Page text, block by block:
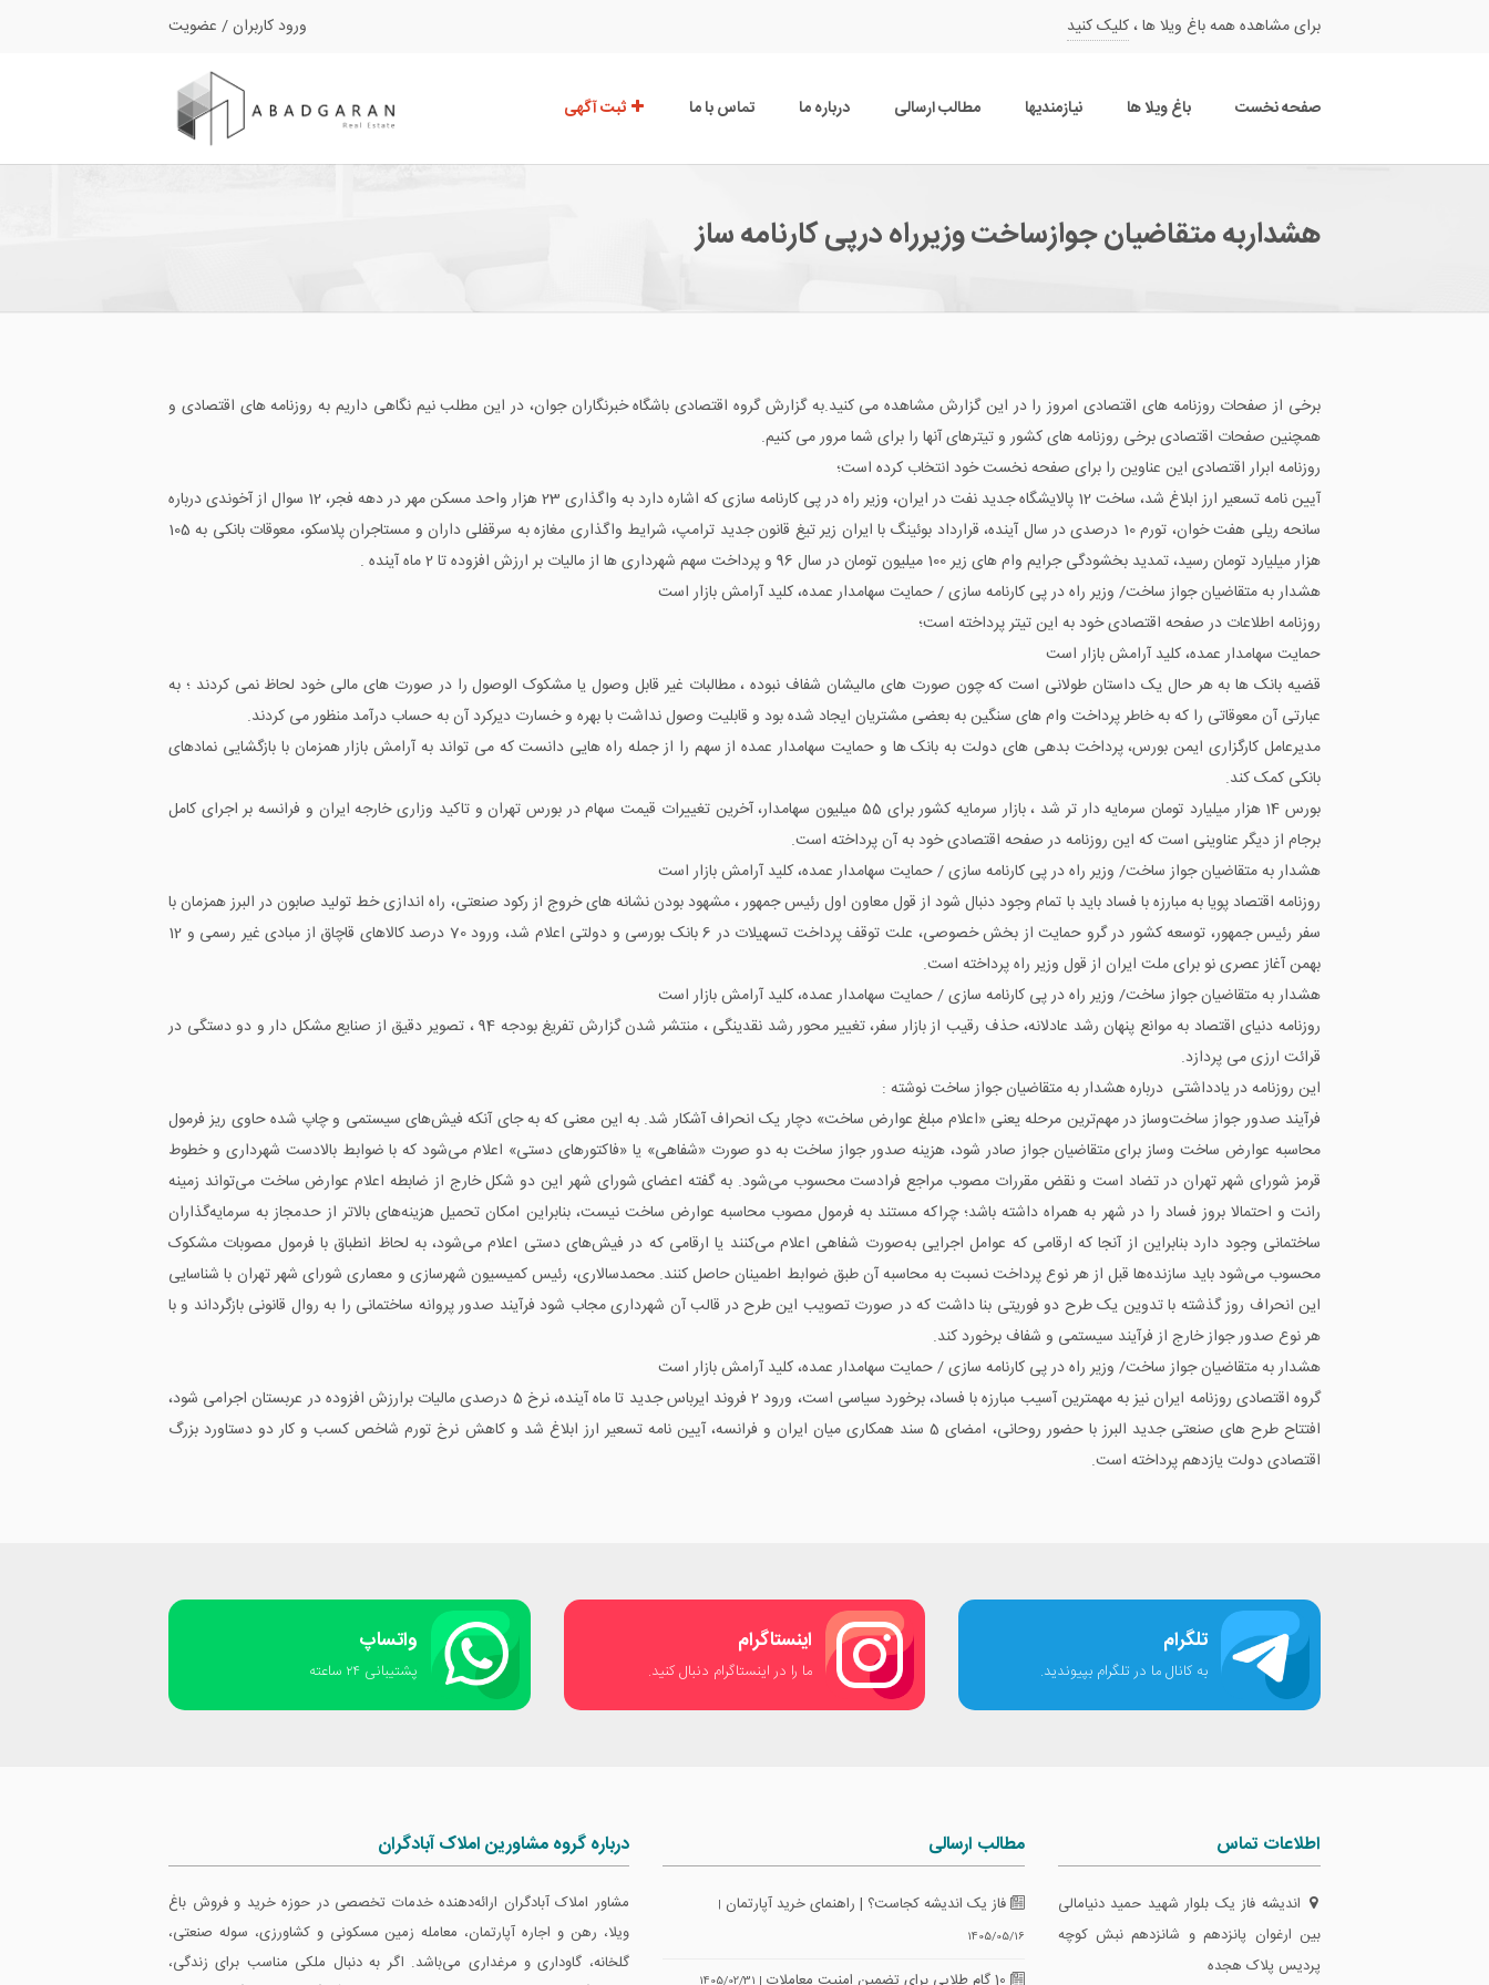
برای مشاهده همه باغ ویلا ها ،کلیک کنید ورود کاربران/ عضویت
صفحه نخست باغ ویلا ها نیازمندیها مطالب ارسالی درباره ما تماس با ما ثبت آگهی
هشداربه متقاضیان جوازساخت وزیرراه درپی کارنامه ساز
برخی از صفحات روزنامه های اقتصادی امروز را در این گزارش مشاهده می کنید.به گزارش گروه اقتصادی باشگاه خبرنگاران جوان، در این مطلب نیم نگاهی داریم به روزنامه های اقتصادی و
همچنین صفحات اقتصادی برخی روزنامه های کشور و تیترهای آنها را برای شما مرور می کنیم.
روزنامه ابرار اقتصادی این عناوین را برای صفحه نخست خود انتخاب کرده است؛
آیین نامه تسعیر ارز ابلاغ شد، ساخت 12 پالایشگاه جدید نفت در ایران، وزیر راه در پی کارنامه سازی که اشاره دارد به واگذاری 23 هزار واحد مسکن مهر در دهه فجر، 12 سوال از آخوندی درباره
سانحه ریلی هفت خوان، تورم 10 درصدی در سال آینده، قرارداد بوئینگ با ایران زیر تیغ قانون جدید ترامپ، شرایط واگذاری مغازه به سرقفلی داران و مستاجران پلاسکو، معوقات بانکی به 105
هزار میلیارد تومان رسید، تمدید بخشودگی جرایم وام های زیر 100 میلیون تومان در سال 96 و پرداخت سهم شهرداری ها از مالیات بر ارزش افزوده تا 2 ماه آینده .
هشدار به متقاضیان جواز ساخت/ وزیر راه در پی کارنامه سازی / حمایت سهامدار عمده، کلید آرامش بازار است
روزنامه اطلاعات در صفحه اقتصادی خود به این تیتر پرداخته است؛
حمایت سهامدار عمده، کلید آرامش بازار است
قضیه بانک ها به هر حال یک داستان طولانی است که چون صورت های مالیشان شفاف نبوده ، مطالبات غیر قابل وصول یا مشکوک الوصول را در صورت های مالی خود لحاظ نمی کردند ؛ به
عبارتی آن معوقاتی را که به خاطر پرداخت وام های سنگین به بعضی مشتریان ایجاد شده بود و قابلیت وصول نداشت با بهره و خسارت دیرکرد آن به حساب درآمد منظور می کردند.
مدیرعامل کارگزاری ایمن بورس، پرداخت بدهی های دولت به بانک ها و حمایت سهامدار عمده از سهم را از جمله راه هایی دانست که می تواند به آرامش بازار همزمان با بازگشایی نمادهای
بانکی کمک کند.
بورس 14 هزار میلیارد تومان سرمایه دار تر شد ، بازار سرمایه کشور برای 55 میلیون سهامدار، آخرین تغییرات قیمت سهام در بورس تهران و تاکید وزاری خارجه ایران و فرانسه بر اجرای کامل
برجام از دیگر عناوینی است که این روزنامه در صفحه اقتصادی خود به آن پرداخته است.
هشدار به متقاضیان جواز ساخت/ وزیر راه در پی کارنامه سازی / حمایت سهامدار عمده، کلید آرامش بازار است
روزنامه اقتصاد پویا به مبارزه با فساد باید با تمام وجود دنبال شود از قول معاون اول رئیس جمهور ، مشهود بودن نشانه های خروج از رکود صنعتی، راه اندازی خط تولید صابون در البرز همزمان با
سفر رئیس جمهور، توسعه کشور در گرو حمایت از بخش خصوصی، علت توقف پرداخت تسهیلات در 6 بانک بورسی و دولتی اعلام شد، ورود 70 درصد کالاهای قاچاق از مبادی غیر رسمی و 12
بهمن آغاز عصری نو برای ملت ایران از قول وزیر راه پرداخته است.
هشدار به متقاضیان جواز ساخت/ وزیر راه در پی کارنامه سازی / حمایت سهامدار عمده، کلید آرامش بازار است
روزنامه دنیای اقتصاد به موانع پنهان رشد عادلانه، حذف رقیب از بازار سفر، تغییر محور رشد نقدینگی ، منتشر شدن گزارش تفریغ بودجه 94 ، تصویر دقیق از صنایع مشکل دار و دو دستگی در
قرائت ارزی می پردازد.
این روزنامه در یادداشتی درباره هشدار به متقاضیان جواز ساخت نوشته :
فرآیند صدور جواز ساخت‌وساز در مهم‌ترین مرحله یعنی «اعلام مبلغ عوارض ساخت» دچار یک انحراف آشکار شد. به این معنی که به جای آنکه فیش‌های سیستمی و چاپ شده حاوی ریز فرمول
محاسبه عوارض ساخت وساز برای متقاضیان جواز صادر شود، هزینه صدور جواز ساخت به دو صورت «شفاهی» یا «فاکتورهای دستی» اعلام می‌شود که با ضوابط بالادست شهرداری و خطوط
قرمز شورای شهر تهران در تضاد است و نقض مقررات مصوب مراجع فرادست محسوب می‌شود. به گفته اعضای شورای شهر این دو شکل خارج از ضابطه اعلام عوارض ساخت می‌تواند زمینه
رانت و احتمالا بروز فساد را در شهر به همراه داشته باشد؛ چراکه مستند به فرمول مصوب محاسبه عوارض ساخت نیست، بنابراین امکان تحمیل هزینه‌های بالاتر از حدمجاز به سرمایه‌گذاران
ساختمانی وجود دارد بنابراین از آنجا که ارقامی که عوامل اجرایی به‌صورت شفاهی اعلام می‌کنند یا ارقامی که در فیش‌های دستی اعلام می‌شود، به لحاظ انطباق با فرمول مصوبات مشکوک
محسوب می‌شود باید سازنده‌ها قبل از هر نوع پرداخت نسبت به محاسبه آن طبق ضوابط اطمینان حاصل کنند. محمدسالاری، رئیس کمیسیون شهرسازی و معماری شورای شهر تهران با شناسایی
این انحراف روز گذشته با تدوین یک طرح دو فوریتی بنا داشت که در صورت تصویب این طرح در قالب آن شهرداری مجاب شود فرآیند صدور پروانه ساختمانی را به روال قانونی بازگرداند و با
هر نوع صدور جواز خارج از فرآیند سیستمی و شفاف برخورد کند.
هشدار به متقاضیان جواز ساخت/ وزیر راه در پی کارنامه سازی / حمایت سهامدار عمده، کلید آرامش بازار است
گروه اقتصادی روزنامه ایران نیز به مهمترین آسیب مبارزه با فساد، برخورد سیاسی است، ورود 2 فروند ایرباس جدید تا ماه آینده، نرخ 5 درصدی مالیات برارزش افزوده در عربستان اجرامی شود،
افتتاح طرح های صنعتی جدید البرز با حضور روحانی، امضای 5 سند همکاری میان ایران و فرانسه، آیین نامه تسعیر ارز ابلاغ شد و کاهش نرخ تورم شاخص کسب و کار دو دستاورد بزرگ
اقتصادی دولت یازدهم پرداخته است.
تلگرام
به کانال ما در تلگرام بپیوندید.
اینستاگرام
ما را در اینستاگرام دنبال کنید.
واتساپ
پشتیبانی ٢۴ ساعته
اطلاعات تماس
اندیشه فاز یک بلوار شهید حمید دنیامالی
بین ارغوان پانزدهم و شانزدهم نبش کوچه
پردیس پلاک هجده
مطالب ارسالی
فاز یک اندیشه کجاست؟ | راهنمای خرید آپارتمان |
1405/05/16
درباره گروه مشاورین املاک آبادگران
مشاور املاک آبادگران ارائه‌دهنده خدمات تخصصی در حوزه خرید و فروش باغ
ویلا، رهن و اجاره آپارتمان، معامله زمین مسکونی و کشاورزی، سوله صنعتی،
گلخانه، گاوداری و مرغداری می‌باشد. اگر به دنبال ملکی مناسب برای زندگی،